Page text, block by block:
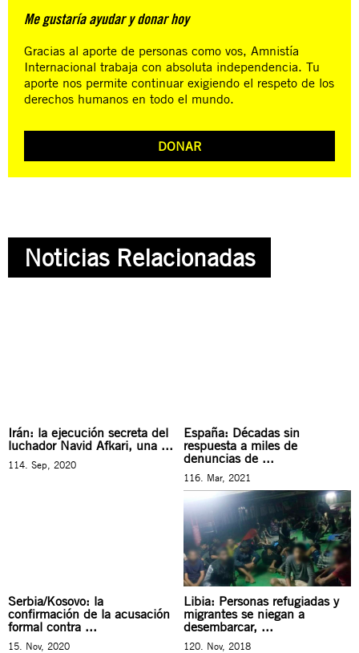
Me gustaría ayudar y donar hoy
Gracias al aporte de personas como vos, Amnistía
Internacional trabaja con absoluta independencia. Tu
aporte nos permite continuar exigiendo el respeto de los
derechos humanos en todo el mundo.
DONAR
Noticias Relacionadas
Irán: la ejecución secreta del
luchador Navid Afkari, una ...
114. Sep, 2020
España: Décadas sin
respuesta a miles de
denuncias de ...
116. Mar, 2021
Serbia/Kosovo: la
confirmación de la acusación
formal contra ...
15. Nov, 2020
Libia: Personas refugiadas y
migrantes se niegan a
desembarcar, ...
120. Nov, 2018